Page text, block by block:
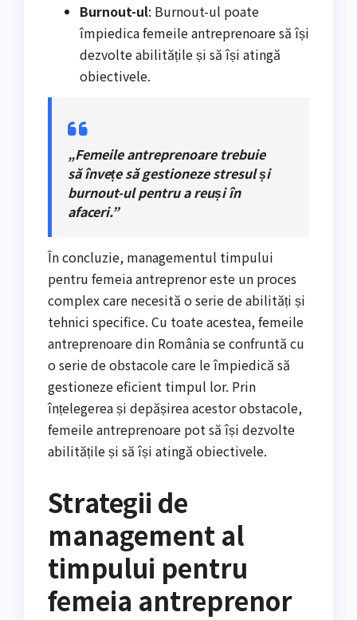
Burnout-ul: Burnout-ul poate
împiedica femeile antreprenoare să își
dezvolte abilitățile și să își atingă
obiectivele.
„Femeile antreprenoare trebuie
să învețe să gestioneze stresul și
burnout-ul pentru a reuși în
afaceri.”
În concluzie, managementul timpului
pentru femeia antreprenor este un proces
complex care necesită o serie de abilități și
tehnici specifice. Cu toate acestea, femeile
antreprenoare din România se confruntă cu
o serie de obstacole care le împiedică să
gestioneze eficient timpul lor. Prin
înțelegerea și depășirea acestor obstacole,
femeile antreprenoare pot să își dezvolte
abilitățile și să își atingă obiectivele.
Strategii de
management al
timpului pentru
femeia antreprenor